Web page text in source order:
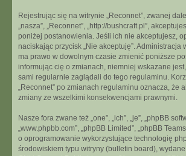
Rejestrując się na witrynie „Reconnet”, zwanej dalej
„nasza”, „Reconnet”, „http://bushcraft.pl”,
poniżej postanowienia. Jeśli ich nie akceptujesz,
naciskając przycisk „Nie akceptuję”. Administracja
ma prawo w dowolnym czasie zmienić poniższe
informując cię o zmianach, niemniej wskazane
sami regularnie zaglądali do tego regulaminu.
„Reconnet” po zmianach regulaminu oznacza, że
zmiany ze wszelkimi konsekwencjami prawnymi.
Nasze fora zwane też „one”, „ich”, „je”, „phpBB
„www.phpbb.com”, „phpBB Limited”, „phpBB
o oprogramowanie wykorzystujące technologię
środowiskiem typu witryny (bulletin board),